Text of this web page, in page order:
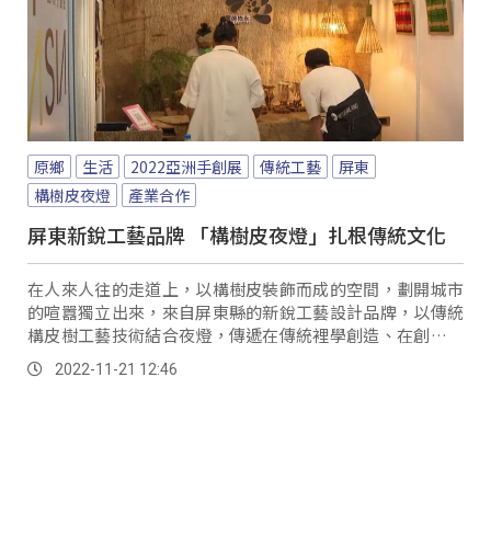
原鄉 生活 2022亞洲手創展 傳統工藝
屏東
構樹皮夜燈
產業合作
屏東新銳工藝品牌 「構樹皮夜燈」扎根傳統文化
在人來人往的走道上，以構樹皮裝飾而成的空間，劃開城市
的喧囂獨立出來，來自屏東縣的新銳工藝設計品牌，以傳統
構皮樹工藝技術結合夜燈，傳遞在傳統裡學創造、在創造裡
學生活的理念。
2022-11-21 12:46